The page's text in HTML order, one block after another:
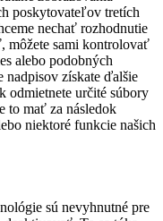
poskytovateľov tretích
nechať rozhodnutie
môžete sami kontrolovať
alebo podobných
získate ďalšie
odmietnete určité súbory
to mať za následok
niektoré funkcie našich
sú nevyhnutné pre